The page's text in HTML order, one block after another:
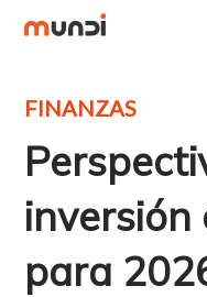
FINANZAS
inversión
para